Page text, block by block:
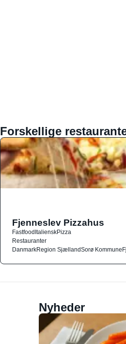
Forskellige
Fjenneslev Pizzahus
FastfoodItalienskPizza
Restauranter
DanmarkRegion SjællandSorø Kommune
Nyheder